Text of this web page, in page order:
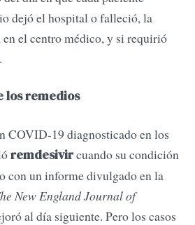
dejó el hospital o falleció, la
el centro médico, y si requirió
los remedios
COVID-19 diagnosticado en los
remdesivircuando su condición
con un informe divulgado en la
New England Journal of
al día siguiente. Pero los casos